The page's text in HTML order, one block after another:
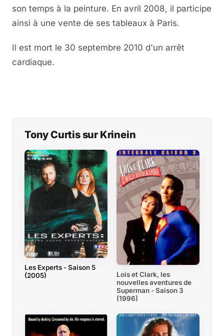
son temps à la peinture. En avril 2008, il participe
ainsi à une vente de ses tableaux à Paris.
Il est mort le 30 septembre 2010 d'un arrêt
cardiaque.
Tony Curtis sur Krinein
Les Experts - Saison 5
(2005)
Lois et Clark, les
nouvelles aventures de
Superman - Saison 3
(1996)